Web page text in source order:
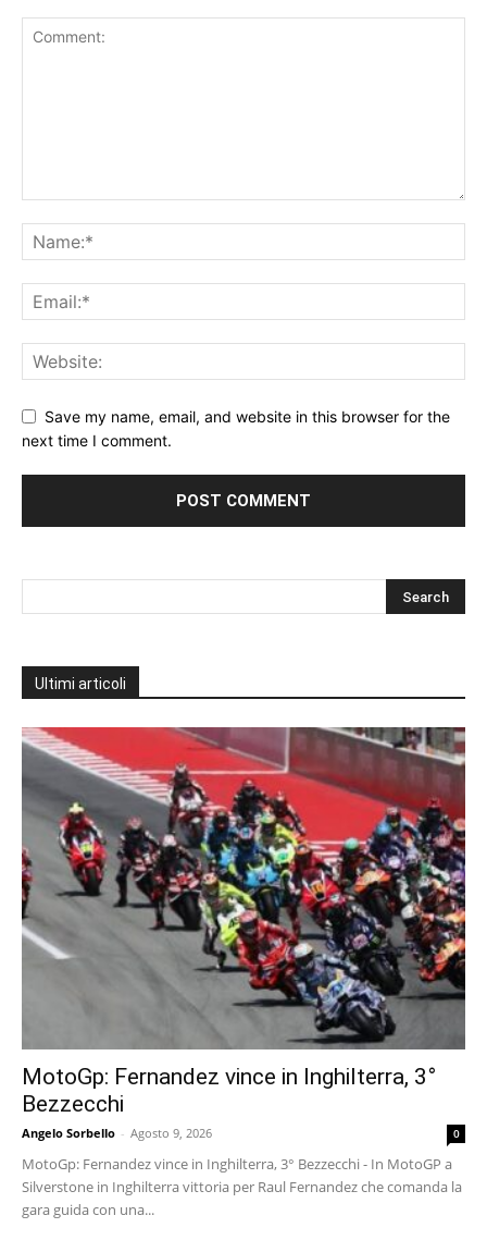
Save my name, email, and website in this browser for the
next time I comment.
Ultimi articoli
MotoGp: Fernandez vince in Inghilterra, 3°
Bezzecchi
Angelo Sorbello - Agosto 9, 2026 0
MotoGp: Fernandez vince in Inghilterra, 3° Bezzecchi - In MotoGP a
Silverstone in Inghilterra vittoria per Raul Fernandez che comanda la
gara guida con una...